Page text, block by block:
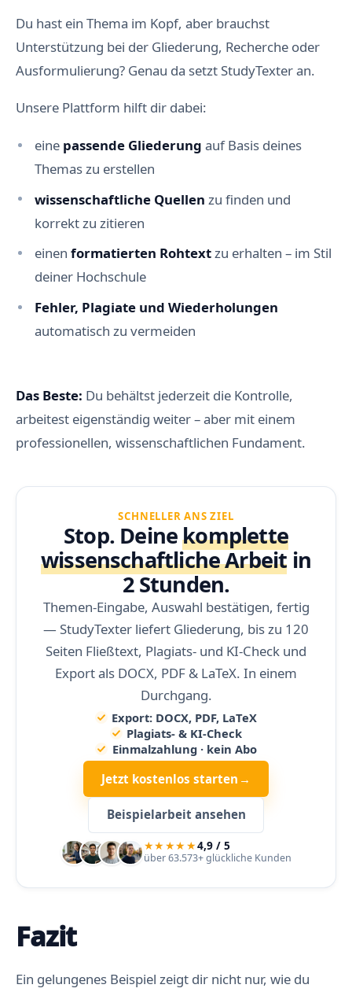
Du hast ein Thema im Kopf, aber brauchst
Unterstützung bei der Gliederung, Recherche oder
Ausformulierung? Genau da setzt StudyTexter an.
Unsere Plattform hilft dir dabei:
eine passende Gliederung auf Basis deines
Themas zu erstellen
wissenschaftliche Quellen zu finden und
korrekt zu zitieren
einen formatierten Rohtextzu erhalten – im Stil
deiner Hochschule
Fehler, Plagiate und Wiederholungen
automatisch zu vermeiden
Das Beste: Du behältst jederzeit die Kontrolle,
arbeitest eigenständig weiter – aber mit einem
professionellen, wissenschaftlichen Fundament.
SCHNELLER ANS ZIEL
Stop. Deinekomplette
wissenschaftliche Arbeit in
2 Stunden.
Themen-Eingabe, Auswahl bestätigen, fertig
— StudyTexter liefert Gliederung, bis zu 120
Seiten Fließtext, Plagiats- und KI-Check und
Export als DOCX, PDF & LaTeX. In einem
Durchgang.
Export: DOCX, PDF, LaTeX
Plagiats- & KI-Check
Einmalzahlung · kein Abo
Jetzt kostenlos starten →
Beispielarbeit ansehen
★★★★★4,9 / 5
über 63.573+ glückliche Kunden
Fazit
Ein gelungenes Beispiel zeigt dir nicht nur, wie du